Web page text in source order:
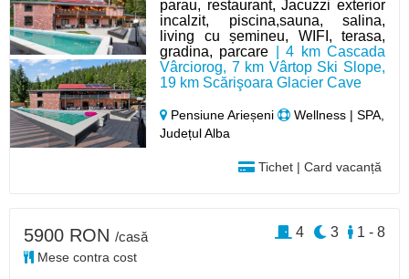
parau, restaurant, Jacuzzi exterior
incalzit, piscina,sauna, salina,
living cu șemineu, WIFI, terasa,
gradina, parcare | 4 km Cascada
Vârciorog, 7 km Vârtop Ski Slope,
19 km Scărişoara Glacier Cave
Pensiune Arieșeni
Wellness | SPA,
Județul Alba
Tichet | Card vacanță
5900 RON /casă
Mese contra cost
1 - 8
3
4